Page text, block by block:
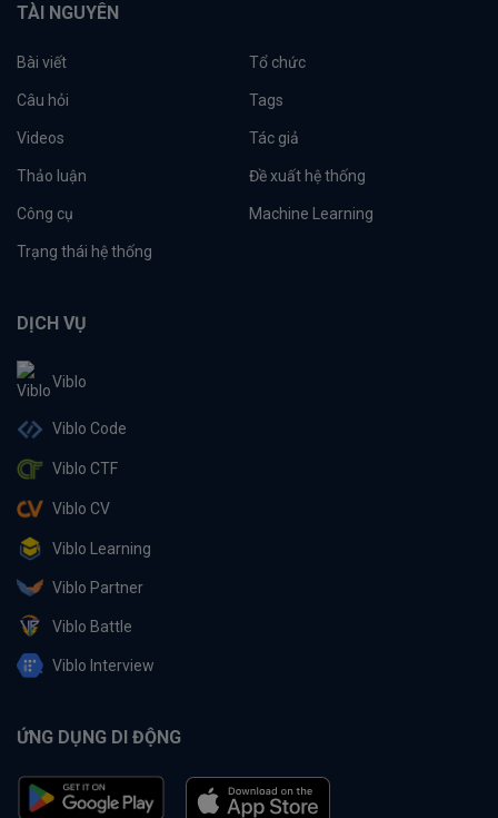
TÀI NGUYÊN
Bài viết Tổ chức
Câu hỏi Tags
Videos Tác giả
Thảo luận Đề xuất hệ thống
Công cụ Machine Learning
Trạng thái hệ thống
DỊCH VỤ
Viblo
Viblo Code
Viblo CTF
Viblo CV
Viblo Learning
Viblo Partner
Viblo Battle
Viblo Interview
ỨNG DỤNG DI ĐỘNG